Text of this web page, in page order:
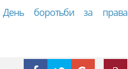
День боротьби за права